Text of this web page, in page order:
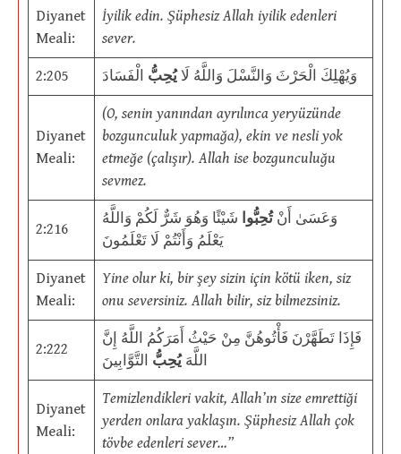
Diyanet
Meali:
İyilik edin. Şüphesiz Allah iyilik edenleri
sever.
2:205 وَيُهْلِكَ الْحَرْثَ وَالنَّسْلَ وَاللَّهُ لَايُحِبُّ الْفَسَادَ
Diyanet
Meali:
(O, senin yanından ayrılınca yeryüzünde
bozgunculuk yapmağa), ekin ve nesli yok
etmeğe (çalışır). Allah ise bozgunculuğu
sevmez.
2:216
وَعَسَىٰ أَنْتُحِبُّوا شَيْئًا وَهُوَ شَرٌّ لَكُمْ وَاللَّهُ
يَعْلَمُ وَأَنْتُمْ لَا تَعْلَمُونَ
Diyanet
Meali:
Yine olur ki, bir şey sizin için kötü iken, siz
onu seversiniz. Allah bilir, siz bilmezsiniz.
2:222
فَإِذَا تَطَهَّرْنَ فَأْتُوهُنَّ مِنْ حَيْثُ أَمَرَكُمُ اللَّهُ إِنَّ
اللَّهَيُحِبُّ التَّوَّابِينَ
Diyanet
Meali:
Temizlendikleri vakit, Allah’ın size emrettiği
yerden onlara yaklaşın. Şüphesiz Allah çok
tövbe edenleri sever…”